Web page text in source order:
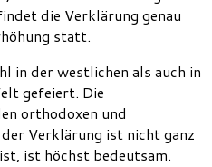
die Verklärung genau
statt.
in der westlichen als auch in
gefeiert. Die
orthodoxen und
Verklärung ist nicht ganz
ist höchst bedeutsam.